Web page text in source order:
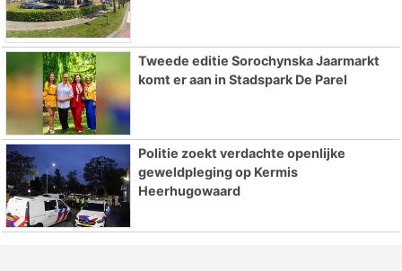
Tweede editie Sorochynska Jaarmarkt
komt er aan in Stadspark De Parel
Politie zoekt verdachte openlijke
geweldpleging op Kermis
Heerhugowaard